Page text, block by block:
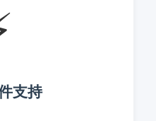
支持